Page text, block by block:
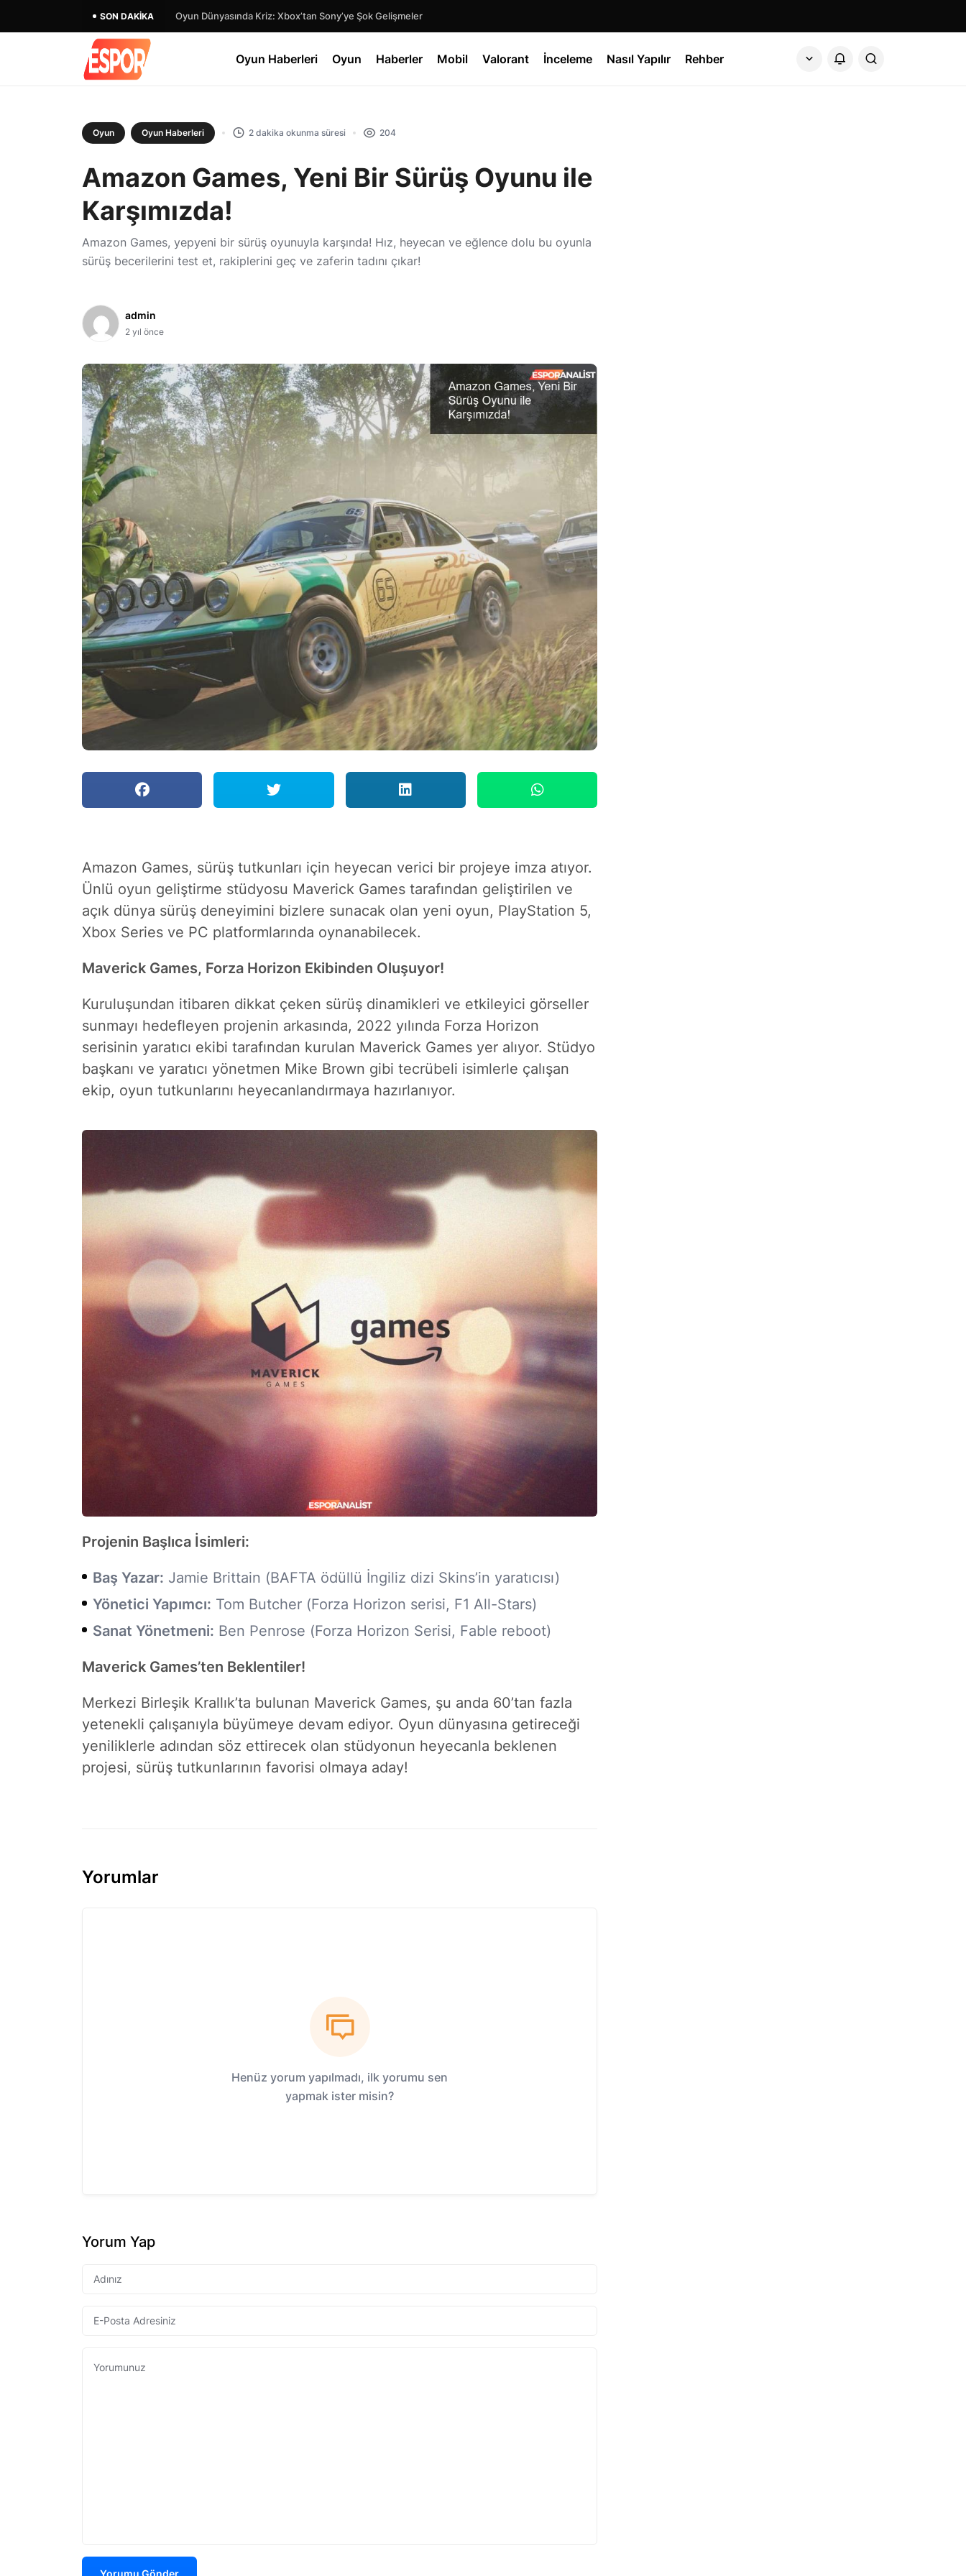
SON DAKIKA Oyun Dünyasında Kriz: Xbox’tan Sony’ye Şok Gelişmeler
Oyun Haberleri Oyun Haberler Mobil Valorant İnceleme Nasıl Yapılır Rehber
Oyun Oyun Haberleri 2 dakika okunma süresi 204
Amazon Games, Yeni Bir Sürüş Oyunu ile
Karşımızda!
Amazon Games, yepyeni bir sürüş oyunuyla karşında! Hız, heyecan ve eğlence dolu bu oyunla
sürüş becerilerini test et, rakiplerini geç ve zaferin tadını çıkar!
admin
2 yıl önce
Amazon Games, sürüş tutkunları için heyecan verici bir projeye imza atıyor.
Ünlü oyun geliştirme stüdyosu Maverick Games tarafından geliştirilen ve
açık dünya sürüş deneyimini bizlere sunacak olan yeni oyun, PlayStation 5,
Xbox Series ve PC platformlarında oynanabilecek.
Maverick Games, Forza Horizon Ekibinden Oluşuyor!
Kuruluşundan itibaren dikkat çeken sürüş dinamikleri ve etkileyici görseller
sunmayı hedefleyen projenin arkasında, 2022 yılında Forza Horizon
serisinin yaratıcı ekibi tarafından kurulan Maverick Games yer alıyor. Stüdyo
başkanı ve yaratıcı yönetmen Mike Brown gibi tecrübeli isimlerle çalışan
ekip, oyun tutkunlarını heyecanlandırmaya hazırlanıyor.
Projenin Başlıca İsimleri:
Baş Yazar: Jamie Brittain (BAFTA ödüllü İngiliz dizi Skins’in yaratıcısı)
Yönetici Yapımcı: Tom Butcher (Forza Horizon serisi, F1 All-Stars)
Sanat Yönetmeni: Ben Penrose (Forza Horizon Serisi, Fable reboot)
Maverick Games’ten Beklentiler!
Merkezi Birleşik Krallık’ta bulunan Maverick Games, şu anda 60’tan fazla
yetenekli çalışanıyla büyümeye devam ediyor. Oyun dünyasına getireceği
yeniliklerle adından söz ettirecek olan stüdyonun heyecanla beklenen
projesi, sürüş tutkunlarının favorisi olmaya aday!
Yorumlar
Henüz yorum yapılmadı, ilk yorumu sen
yapmak ister misin?
Yorum Yap
Yorumu Gönder